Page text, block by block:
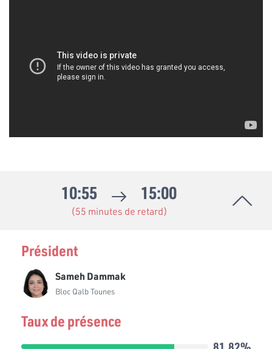
10:55 15:00
(55 minutes de retard)
Président
Sameh Dammak
Bloc Qalb Tounes
Taux de présence